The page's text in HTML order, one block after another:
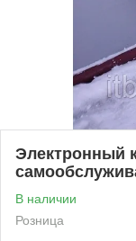
Электронный
В наличии
Розница